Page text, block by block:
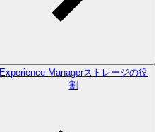
Experience Managerストレージの役
割